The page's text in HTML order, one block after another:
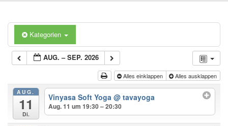
Kategorien
AUG. – SEP. 2026
Alles einklappen Alles ausklappen
AUG.
11
Di.
Vinyasa Soft Yoga@ tavayoga
Aug. 11 um 19:30 – 20:30